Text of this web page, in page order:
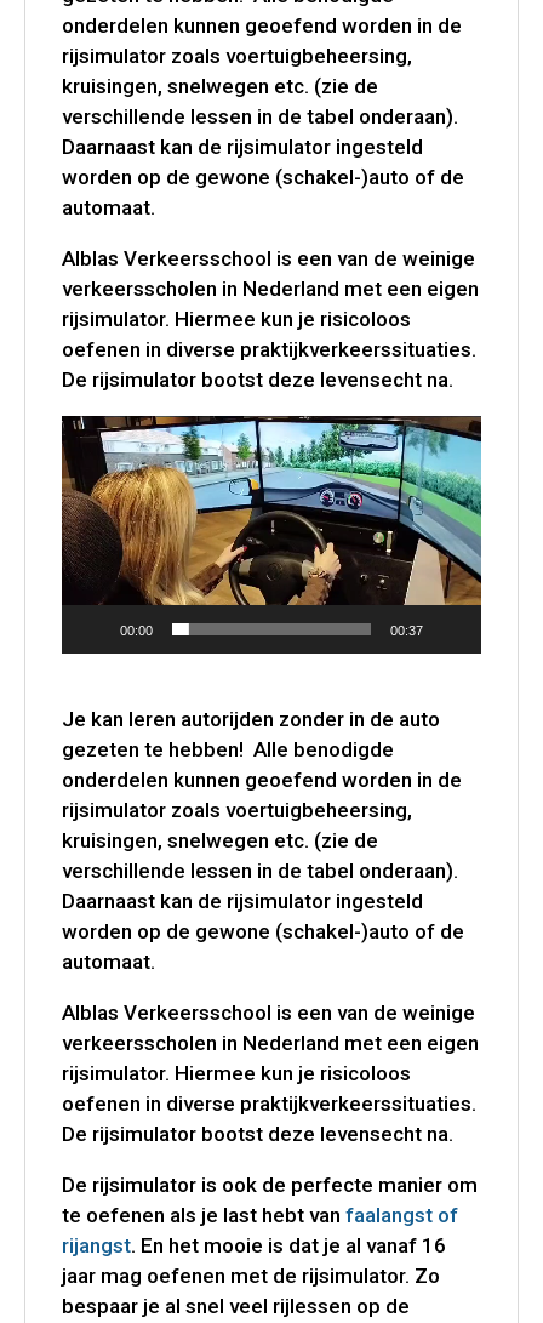
onderdelen kunnen geoefend worden in de
rijsimulator zoals voertuigbeheersing,
kruisingen, snelwegen etc. (zie de
verschillende lessen in de tabel onderaan).
Daarnaast kan de rijsimulator ingesteld
worden op de gewone (schakel-)auto of de
automaat.
Alblas Verkeersschool is een van de weinige
verkeersscholen in Nederland met een eigen
rijsimulator. Hiermee kun je risicoloos
oefenen in diverse praktijkverkeerssituaties.
De rijsimulator bootst deze levensecht na.
Videospeler
00:00 00:37
Je kan leren autorijden zonder in de auto
gezeten te hebben! Alle benodigde
onderdelen kunnen geoefend worden in de
rijsimulator zoals voertuigbeheersing,
kruisingen, snelwegen etc. (zie de
verschillende lessen in de tabel onderaan).
Daarnaast kan de rijsimulator ingesteld
worden op de gewone (schakel-)auto of de
automaat.
Alblas Verkeersschool is een van de weinige
verkeersscholen in Nederland met een eigen
rijsimulator. Hiermee kun je risicoloos
oefenen in diverse praktijkverkeerssituaties.
De rijsimulator bootst deze levensecht na.
De rijsimulator is ook de perfecte manier om
te oefenen als je last hebt van faalangst of
rijangst. En het mooie is dat je al vanaf 16
jaar mag oefenen met de rijsimulator. Zo
bespaar je al snel veel rijlessen op de